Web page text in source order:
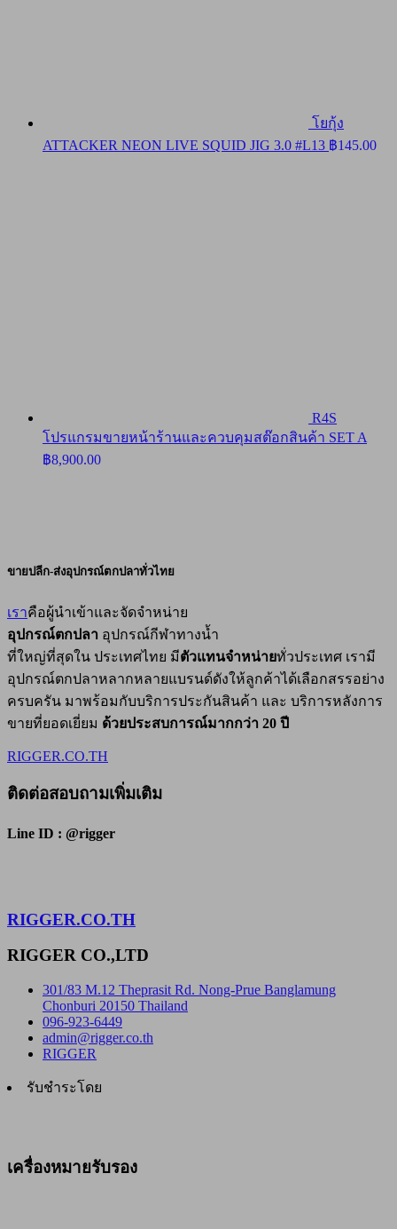
โยกุ้ง
ATTACKER NEON LIVE SQUID JIG 3.0 #L13 ฿145.00
R4S
โปรแกรมขายหน้าร้านและควบคุมสต๊อกสินค้า SET A
฿8,900.00
ขายปลีก-ส่งอุปกรณ์ตกปลาทั่วไทย
เราคือผู้นำเข้าและจัดจำหน่าย
อุปกรณ์ตกปลา อุปกรณ์กีฬาทางน้ำ
ที่ใหญ่ที่สุดใน ประเทศไทย มีตัวแทนจำหน่ายทั่วประเทศ เรามี
อุปกรณ์ตกปลาหลากหลายแบรนด์ดังให้ลูกค้าได้เลือกสรรอย่าง
ครบครัน มาพร้อมกับบริการประกันสินค้า และ บริการหลังการ
ขายที่ยอดเยี่ยม ด้วยประสบการณ์มากกว่า 20 ปี
RIGGER.CO.TH
ติดต่อสอบถามเพิ่มเติม
Line ID : @rigger
RIGGER.CO.TH
RIGGER CO.,LTD
301/83 M.12 Theprasit Rd. Nong-Prue Banglamung
Chonburi 20150 Thailand
096-923-6449
admin@rigger.co.th
RIGGER
รับชำระโดย
เครื่องหมายรับรอง